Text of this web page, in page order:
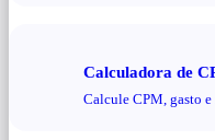
Calculadora de
Calcule CPM, gasto e